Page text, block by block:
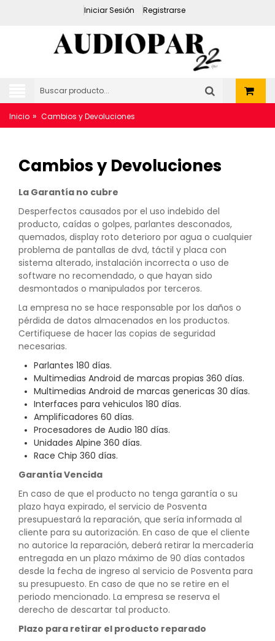
Iniciar Sesión Registrarse
Inicio » Cambios y Devoluciones
Cambios y Devoluciones
La Garantía no cubre
Desperfectos causados por el uso indebido del
producto, caídas o golpes, parlantes desconados,
quemados, display roto deterioro por agua o cualquier
problema de pantallas de dvd, táctil y placa con
sistema alterado, instalación incorrecta o uso de
software no recomendado, o que hayan sido
desmontados o manipulados por terceros.
La empresa no se hace responsable por los daños o
pérdida de datos almacenados en los productos.
Certifiquese de hacer las copias de seguridad
necesarias.
Parlantes 180 días.
Multimedias Android de marcas propias 360 días.
Multimedias Android de marcas genericas 30 días.
Interfaces para vehiculos 180 días.
Amplificadores 60 días.
Procesadores de Audio 180 días.
Unidades Alpine 360 días.
Race Chip 360 días.
Garantía Vencida
En caso de que el producto no tenga garantía o su
plazo haya expirado, el servicio de Posventa
presupuestará la reparación, que sería informada al
cliente para su autorización. En caso de que el cliente
no autorice la reparación, deberá retirar la mercadería
entregada en un plazo máximo de 90 días contados
desde la fecha de ingreso al servicio de Posventa para
su presupuesto. En caso de que no se retire en el
periodo mencionado. La empresa se reserva el
derecho de descartar tal producto.
Plazo para retirar el producto reparado